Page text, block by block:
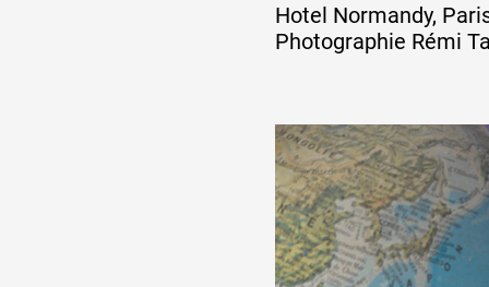
Hotel Normandy,
Photographie Rémi